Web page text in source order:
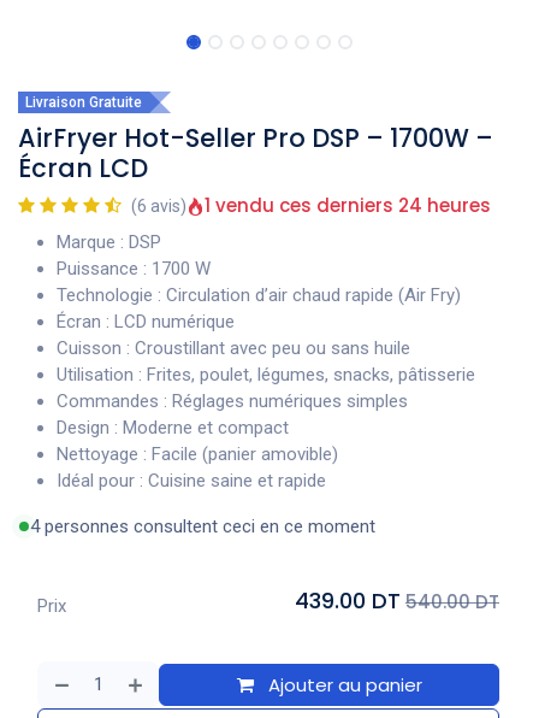
Livraison Gratuite
AirFryer Hot-Seller Pro DSP – 1700W –
Écran LCD
(6 avis) 1 vendu ces derniers 24 heures
Marque : DSP
Puissance : 1700 W
Technologie : Circulation d’air chaud rapide (Air Fry)
Écran : LCD numérique
Cuisson : Croustillant avec peu ou sans huile
Utilisation : Frites, poulet, légumes, snacks, pâtisserie
Commandes : Réglages numériques simples
Design : Moderne et compact
Nettoyage : Facile (panier amovible)
Idéal pour : Cuisine saine et rapide
4 personnes consultent ceci en ce moment
Ajouter au panier
Prix 439.00 DT 540.00 DT